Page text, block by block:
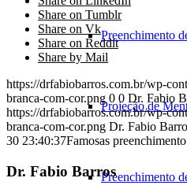
Preenchimento
Projeção de
Preenchimento
Share on Tumblr
Share on Vk
Share on Reddit
Share by Mail
https://drfabiobarros.com.br/wp-
branca-com-cor.png 0 0 Dr. Fabio
https://drfabiobarros.com.br/wp-
branca-com-cor.png Dr. Fabio
30 23:40:37Famosas
Dr. Fabio Barros